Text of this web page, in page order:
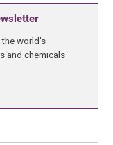
world's
and chemicals